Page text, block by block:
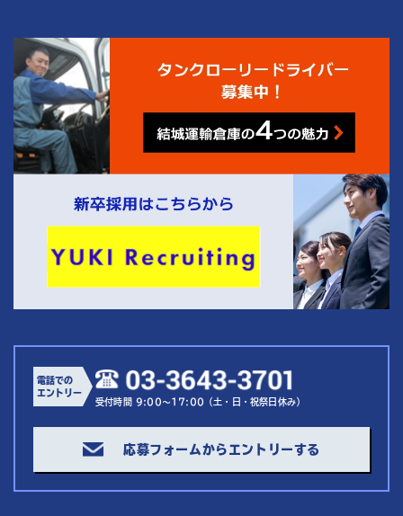
結城運輸倉庫の4
電話での
エントリー
受付時間 9:00～17:00（土・日・祝祭日休み）
応募フォームからエントリーする